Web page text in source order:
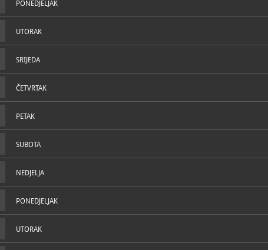
PONEDJELJAK
UTORAK
SRIJEDA
ČETVRTAK
PETAK
SUBOTA
NEDJELJA
PONEDJELJAK
UTORAK